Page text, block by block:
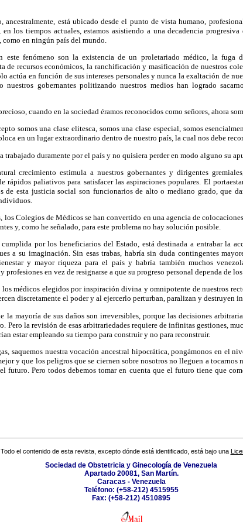
está ubicado desde el punto de vista humano,
en los tiempos actuales, estamos asistiendo a una decadencia
en ningún país del mundo.
este fenómeno son la existencia de un proletariado médico, la fuga
de recursos económicos, la ranchificación y masificación de nuestros
actúa en función de sus intereses personales y nunca la exaltación de
nuestros gobernantes politizando nuestros medios han logrado
cuando en la sociedad éramos reconocidos como señores, ahora
somos una clase elitesca, somos una clase especial, somos
en un lugar extraordinario dentro de nuestro país, la cual nos debe
trabajado duramente por el país y no quisiera perder en modo alguno su
crecimiento estimula a nuestros gobernantes y dirigentes
rápidos paliativos para satisfacer las aspiraciones populares. El
de esta justicia social son funcionarios de alto o mediano grado, que
los Colegios de Médicos se han convertido en una agencia de
y, como he señalado, para este problema no hay solución posible.
por los beneficiarios del Estado, está destinada a entrabar la
a su imaginación. Sin esas trabas, habría sin duda contingentes
y mayor riqueza para el país y habría también muchos
profesiones en vez de resignarse a que su progreso personal dependa de
los médicos elegidos por inspiración divina y omnipotente de nuestros
discretamente el poder y al ejercerlo perturban, paralizan y destruyen
la mayoría de sus daños son irreversibles, porque las decisiones
Pero la revisión de esas arbitrariedades requiere de infinitas gestiones,
estar empleando su tiempo para construir y no para reconstruir.
saquemos nuestra vocación ancestral hipocrática, pongámonos en el
y que los peligros que se ciernen sobre nosotros no lleguen a tocarnos
futuro. Pero todos debemos tomar en cuenta que el futuro tiene que
Todo el contenido de esta revista, excepto dónde está identificado, está bajo una
Sociedad de Obstetricia y Ginecología de Venezuela
Apartado 20081, San Martín.
Caracas - Venezuela
Teléfono: (+58-212) 4515955
Fax: (+58-212) 4510895